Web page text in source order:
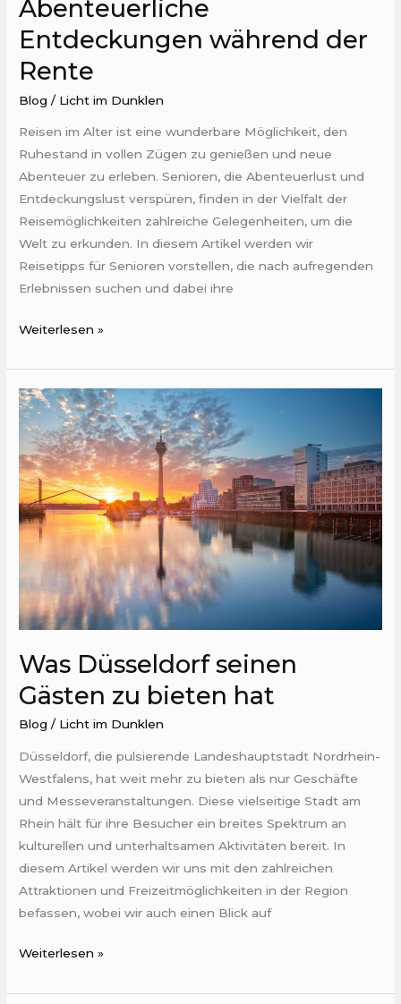
Abenteuerliche
Entdeckungen während der
Rente
Blog / Licht im Dunklen
Reisen im Alter ist eine wunderbare Möglichkeit, den
Ruhestand in vollen Zügen zu genießen und neue
Abenteuer zu erleben. Senioren, die Abenteuerlust und
Entdeckungslust verspüren, finden in der Vielfalt der
Reisemöglichkeiten zahlreiche Gelegenheiten, um die
Welt zu erkunden. In diesem Artikel werden wir
Reisetipps für Senioren vorstellen, die nach aufregenden
Erlebnissen suchen und dabei ihre
Weiterlesen »
Was Düsseldorf seinen
Gästen zu bieten hat
Blog / Licht im Dunklen
Düsseldorf, die pulsierende Landeshauptstadt Nordrhein-
Westfalens, hat weit mehr zu bieten als nur Geschäfte
und Messeveranstaltungen. Diese vielseitige Stadt am
Rhein hält für ihre Besucher ein breites Spektrum an
kulturellen und unterhaltsamen Aktivitäten bereit. In
diesem Artikel werden wir uns mit den zahlreichen
Attraktionen und Freizeitmöglichkeiten in der Region
befassen, wobei wir auch einen Blick auf
Was
Düsseldorf
seinen
Gästen
zu
bieten
hat
Weiterlesen »